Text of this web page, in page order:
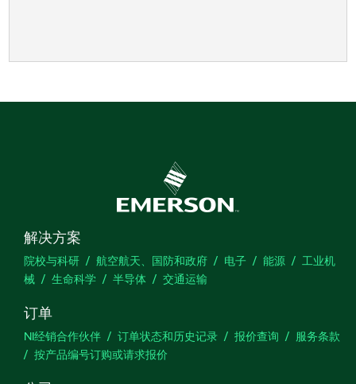
解决方案
院校与科研 航空航天、国防和政府 电子 能源
工业机
械
生命科学 半导体 交通运输
订单
NI经销合作伙伴 订单状态和历史记录 报价查询
服务条款
按产品编号订购或请求报价